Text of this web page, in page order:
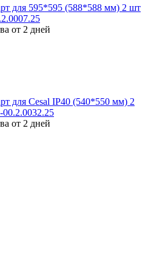
для 595*595 (588*588 мм) 2 шт
от 2 дней
для Cesal IP40 (540*550 мм) 2
от 2 дней